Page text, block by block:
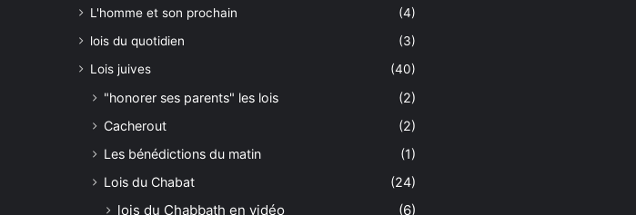
L'homme et son prochain
(4)
lois du quotidien
(3)
Lois juives
(40)
"honorer ses parents" les lois
(2)
Cacherout
(2)
Les bénédictions du matin
(1)
Lois du Chabat
(24)
lois du Chabbath en vidéo (6)